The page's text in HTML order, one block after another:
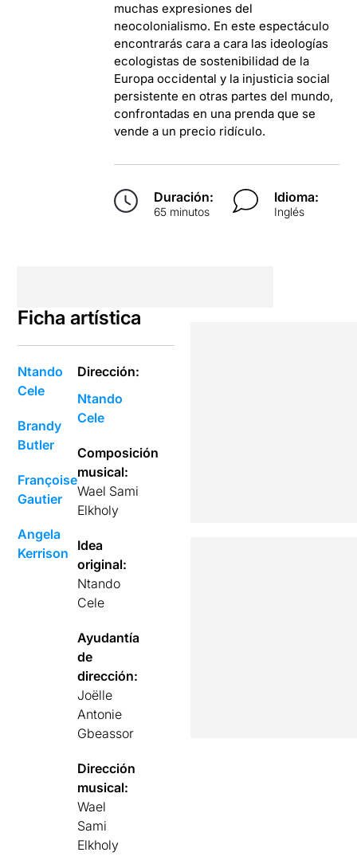
muchas expresiones del
neocolonialismo. En este espectáculo
encontrarás cara a cara las ideologías
ecologistas de sostenibilidad de la
Europa occidental y la injusticia social
persistente en otras partes del mundo,
confrontadas en una prenda que se
vende a un precio ridículo.
Duración:
65 minutos
Idioma:
Inglés
Ficha artística
Ntando
Cele
Brandy
Butler
Françoise
Gautier
Angela
Kerrison
Dirección:
Ntando
Cele
Composición
musical:
Wael Sami
Elkholy
Idea
original:
Ntando
Cele
Ayudantía
de
dirección:
Joëlle
Antonie
Gbeassor
Dirección
musical:
Wael
Sami
Elkholy